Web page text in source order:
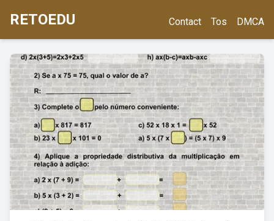
RETOEDU Contact Tos DMCA